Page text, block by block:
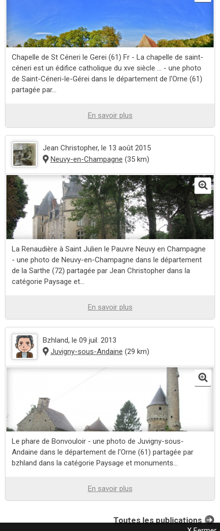
Chapelle de St Céneri le Gerei (61) Fr - La chapelle de saint-
céneri est un édifice catholique du xve siècle ... - une photo
de Saint-Céneri-le-Gérei dans le département de l'Orne (61)
partagée par...
En savoir plus
Jean Christopher, le 13 août 2015
Neuvy-en-Champagne (35 km)
La Renaudière à Saint Julien le Pauvre Neuvy en Champagne
- une photo de Neuvy-en-Champagne dans le département
de la Sarthe (72) partagée par Jean Christopher dans la
catégorie Paysage et...
En savoir plus
Bzhland, le 09 juil. 2013
Juvigny-sous-Andaine (29 km)
Le phare de Bonvouloir - une photo de Juvigny-sous-
Andaine dans le département de l'Orne (61) partagée par
bzhland dans la catégorie Paysage et monuments...
En savoir plus
Toutes les publications